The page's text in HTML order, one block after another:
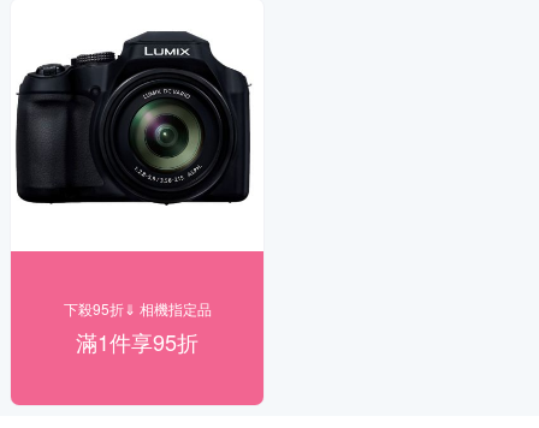
下殺95折⇓ 相機指定品
滿1件享95折